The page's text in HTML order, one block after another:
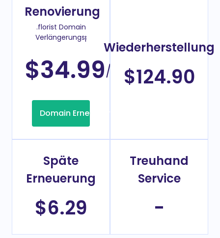
Renovierung
.florist Domain
Verlängerungspreis
$34.99/Jahr
Domain Erneuerung
Wiederherstellung
$124.90
Späte
Erneuerung
$6.29
Treuhand
Service
-